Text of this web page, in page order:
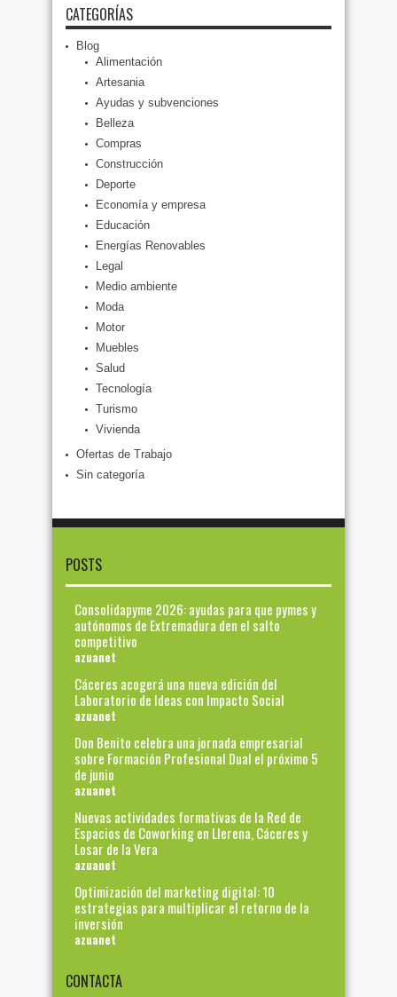
CATEGORÍAS
Blog
Alimentación
Artesania
Ayudas y subvenciones
Belleza
Compras
Construcción
Deporte
Economía y empresa
Educación
Energías Renovables
Legal
Medio ambiente
Moda
Motor
Muebles
Salud
Tecnología
Turismo
Vivienda
Ofertas de Trabajo
Sin categoría
POSTS
Consolidapyme 2026: ayudas para que pymes y
autónomos de Extremadura den el salto
competitivo
azuanet
Cáceres acogerá una nueva edición del
Laboratorio de Ideas con Impacto Social
azuanet
Don Benito celebra una jornada empresarial
sobre Formación Profesional Dual el próximo 5
de junio
azuanet
Nuevas actividades formativas de la Red de
Espacios de Coworking en Llerena, Cáceres y
Losar de la Vera
azuanet
Optimización del marketing digital: 10
estrategias para multiplicar el retorno de la
inversión
azuanet
CONTACTA